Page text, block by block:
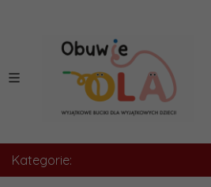
Kategorie: